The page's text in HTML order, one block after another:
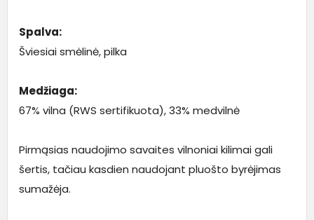
Spalva:
Šviesiai smėlinė, pilka
Medžiaga:
67% vilna (RWS sertifikuota), 33% medvilnė
Pirmąsias naudojimo savaites vilnoniai kilimai gali
šertis, tačiau kasdien naudojant pluošto byrėjimas
sumažėja.